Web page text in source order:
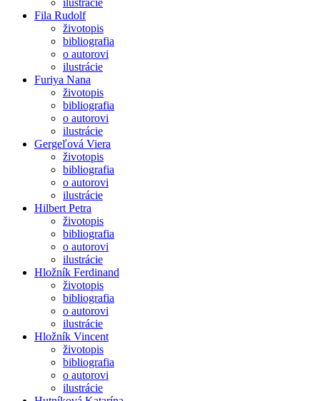
ilustrácie
Fila Rudolf
životopis
bibliografia
o autorovi
ilustrácie
Furiya Nana
životopis
bibliografia
o autorovi
ilustrácie
Gergeľová Viera
životopis
bibliografia
o autorovi
ilustrácie
Hilbert Petra
životopis
bibliografia
o autorovi
ilustrácie
Hložník Ferdinand
životopis
bibliografia
o autorovi
ilustrácie
Hložník Vincent
životopis
bibliografia
o autorovi
ilustrácie